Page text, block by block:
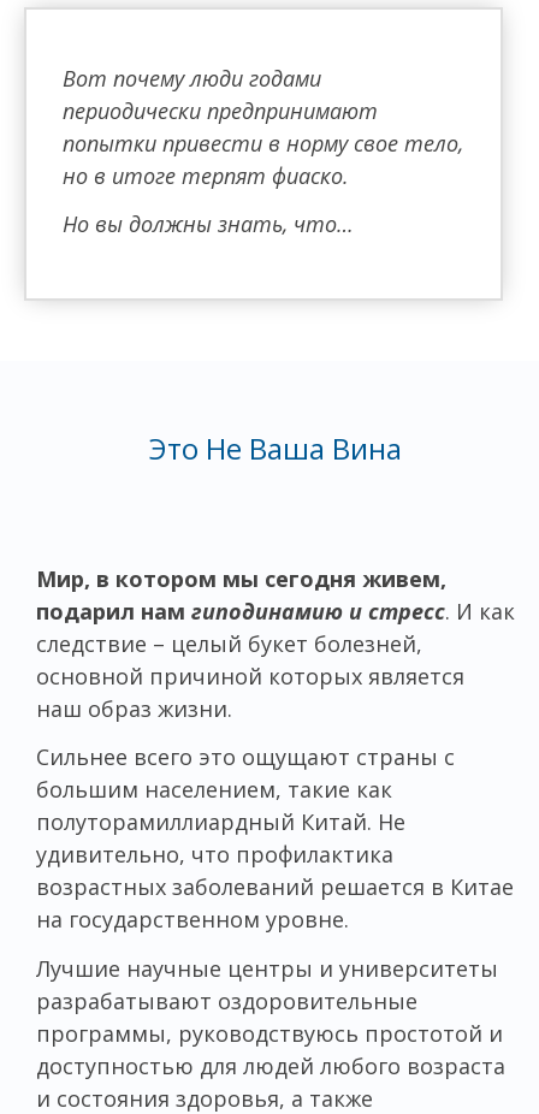
Вот почему люди годами
периодически предпринимают
попытки привести в норму свое тело,
но в итоге терпят фиаско.
Но вы должны знать, что…
Это Не Ваша Вина
Мир, в котором мы сегодня живем,
подарил нам гиподинамию и стресс. И как
следствие – целый букет болезней,
основной причиной которых является
наш образ жизни.
Сильнее всего это ощущают страны с
большим населением, такие как
полуторамиллиардный Китай. Не
удивительно, что профилактика
возрастных заболеваний решается в Китае
на государственном уровне.
Лучшие научные центры и университеты
разрабатывают оздоровительные
программы, руководствуюсь простотой и
доступностью для людей любого возраста
и состояния здоровья, а также